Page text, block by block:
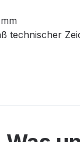
technischer